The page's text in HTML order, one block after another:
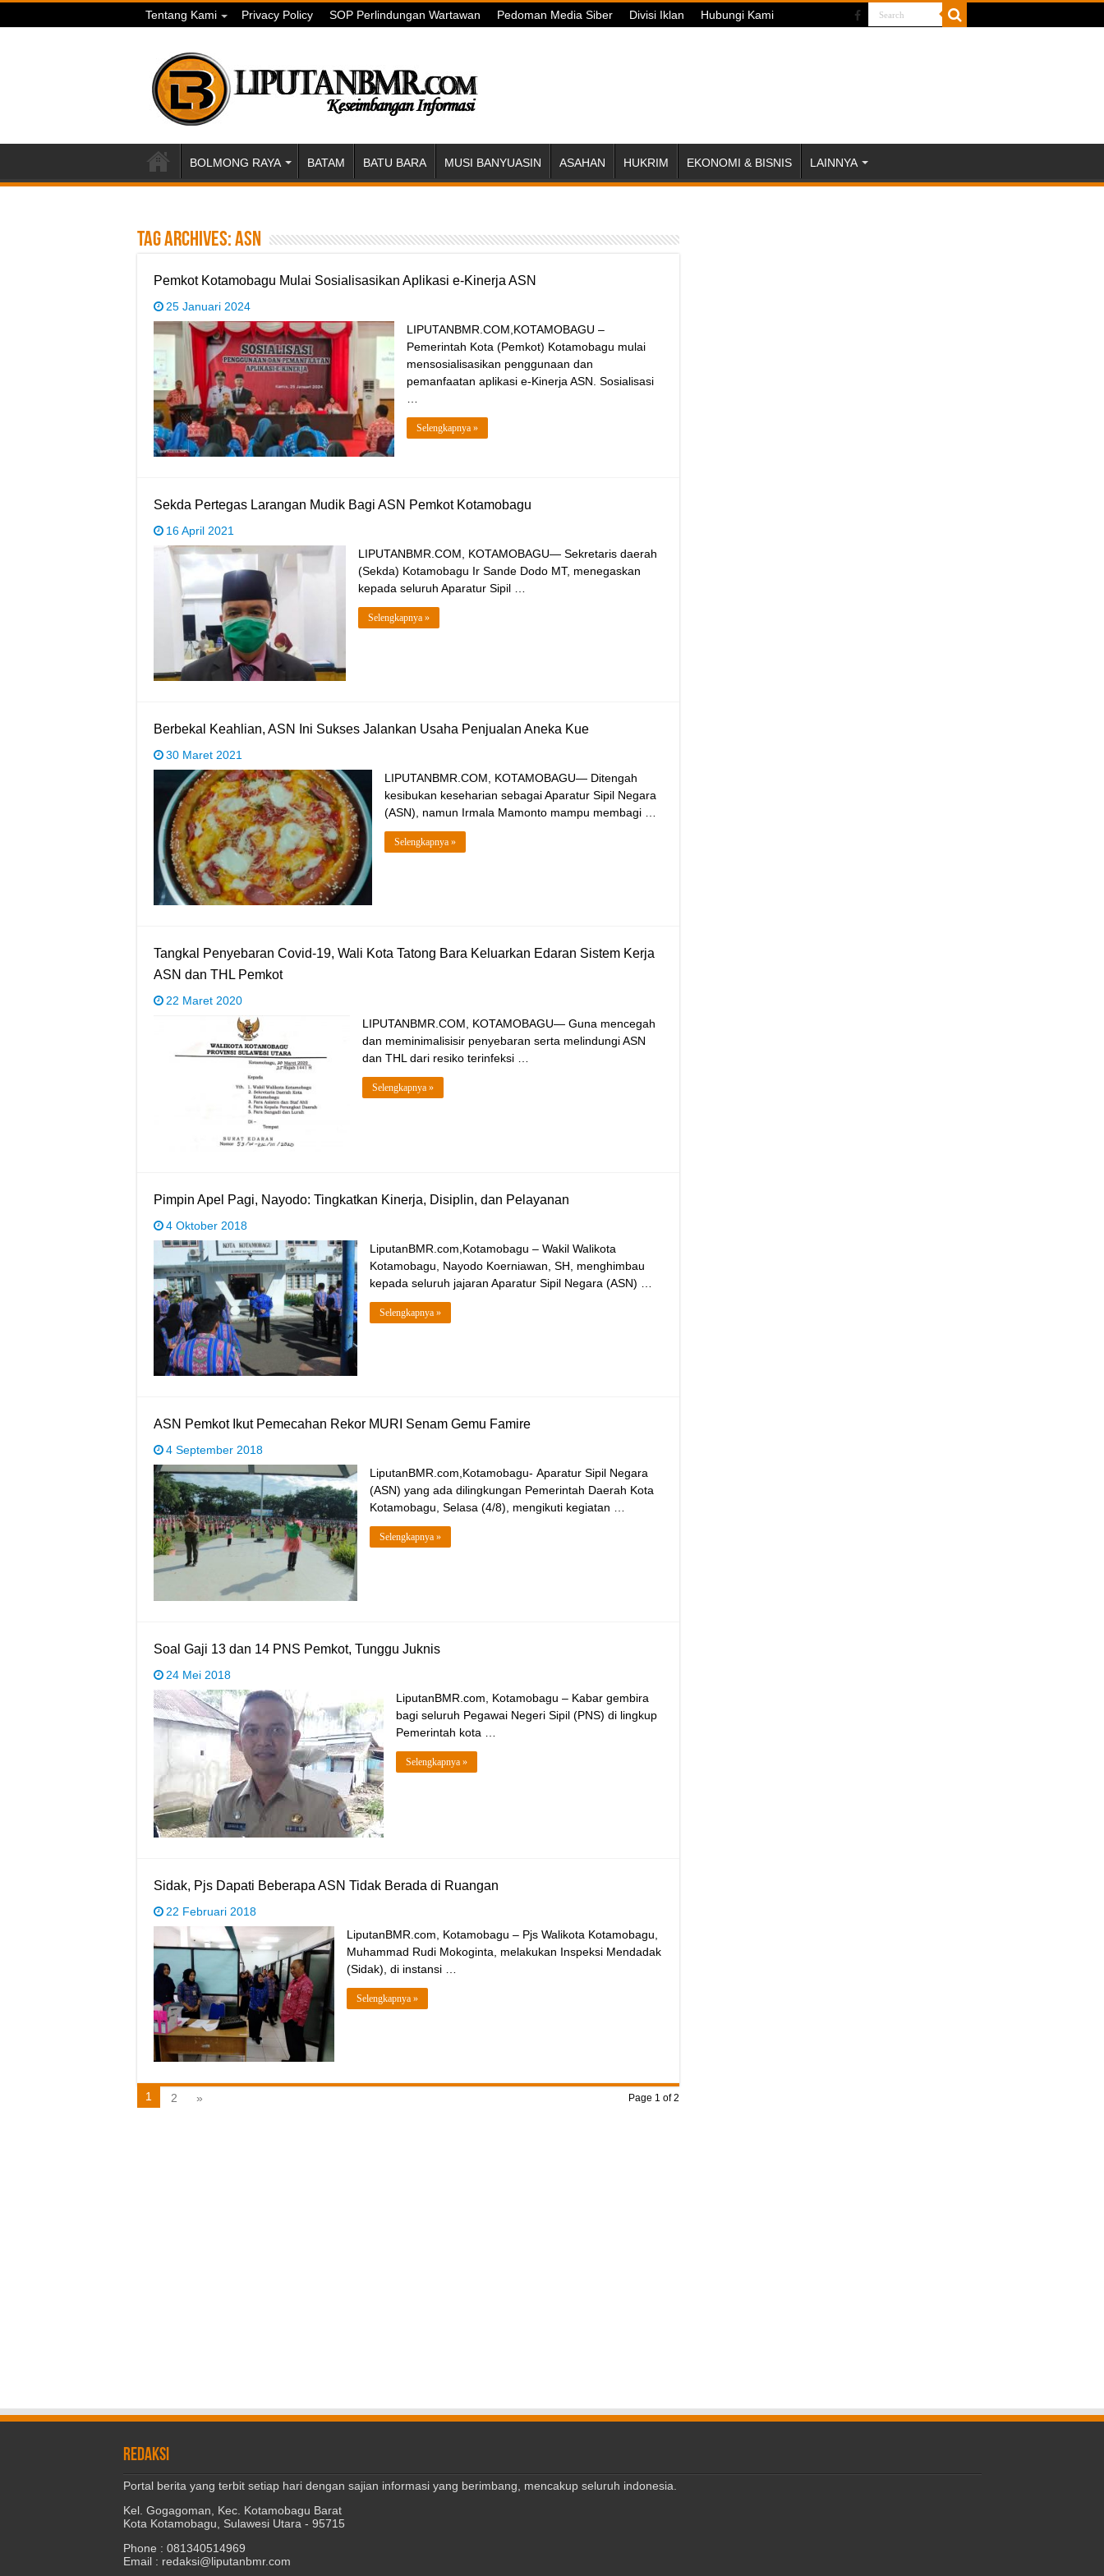
Tentang Kami Privacy Policy SOP Perlindungan Wartawan Pedoman Media Siber Divisi Iklan Hubungi Kami
BOLMONG RAYA BATAM BATU BARA MUSI BANYUASIN ASAHAN HUKRIM EKONOMI & BISNIS LAINNYA
Tag Archives:asn
Pemkot Kotamobagu Mulai Sosialisasikan Aplikasi e-Kinerja ASN
25 Januari 2024
LIPUTANBMR.COM,KOTAMOBAGU –
Pemerintah Kota (Pemkot) Kotamobagu mulai
mensosialisasikan penggunaan dan
pemanfaatan aplikasi e-Kinerja ASN. Sosialisasi
Selengkapnya »
Sekda Pertegas Larangan Mudik Bagi ASN Pemkot Kotamobagu
16 April 2021
LIPUTANBMR.COM, KOTAMOBAGU— Sekretaris daerah
(Sekda) Kotamobagu Ir Sande Dodo MT, menegaskan
kepada seluruh Aparatur Sipil …
Selengkapnya »
Berbekal Keahlian, ASN Ini Sukses Jalankan Usaha Penjualan Aneka Kue
30 Maret 2021
LIPUTANBMR.COM, KOTAMOBAGU— Ditengah
kesibukan keseharian sebagai Aparatur Sipil Negara
(ASN), namun Irmala Mamonto mampu membagi …
Selengkapnya »
Tangkal Penyebaran Covid-19, Wali Kota Tatong Bara Keluarkan Edaran Sistem Kerja
ASN dan THL Pemkot
22 Maret 2020
LIPUTANBMR.COM, KOTAMOBAGU— Guna mencegah
dan meminimalisisir penyebaran serta melindungi ASN
dan THL dari resiko terinfeksi …
Selengkapnya »
Pimpin Apel Pagi, Nayodo: Tingkatkan Kinerja, Disiplin, dan Pelayanan
4 Oktober 2018
LiputanBMR.com,Kotamobagu – Wakil Walikota
Kotamobagu, Nayodo Koerniawan, SH, menghimbau
kepada seluruh jajaran Aparatur Sipil Negara (ASN) …
Selengkapnya »
ASN Pemkot Ikut Pemecahan Rekor MURI Senam Gemu Famire
4 September 2018
LiputanBMR.com,Kotamobagu- Aparatur Sipil Negara
(ASN) yang ada dilingkungan Pemerintah Daerah Kota
Kotamobagu, Selasa (4/8), mengikuti kegiatan …
Selengkapnya »
Soal Gaji 13 dan 14 PNS Pemkot, Tunggu Juknis
24 Mei 2018
LiputanBMR.com, Kotamobagu – Kabar gembira
bagi seluruh Pegawai Negeri Sipil (PNS) di lingkup
Pemerintah kota …
Selengkapnya »
Sidak, Pjs Dapati Beberapa ASN Tidak Berada di Ruangan
22 Februari 2018
LiputanBMR.com, Kotamobagu – Pjs Walikota Kotamobagu,
Muhammad Rudi Mokoginta, melakukan Inspeksi Mendadak
(Sidak), di instansi …
Selengkapnya »
Page 1 of 2
1 2 »
REDAKSI
Portal berita yang terbit setiap hari dengan sajian informasi yang berimbang, mencakup seluruh indonesia.
Kel. Gogagoman, Kec. Kotamobagu Barat
Kota Kotamobagu, Sulawesi Utara - 95715
Phone : 081340514969
Email : redaksi@liputanbmr.com